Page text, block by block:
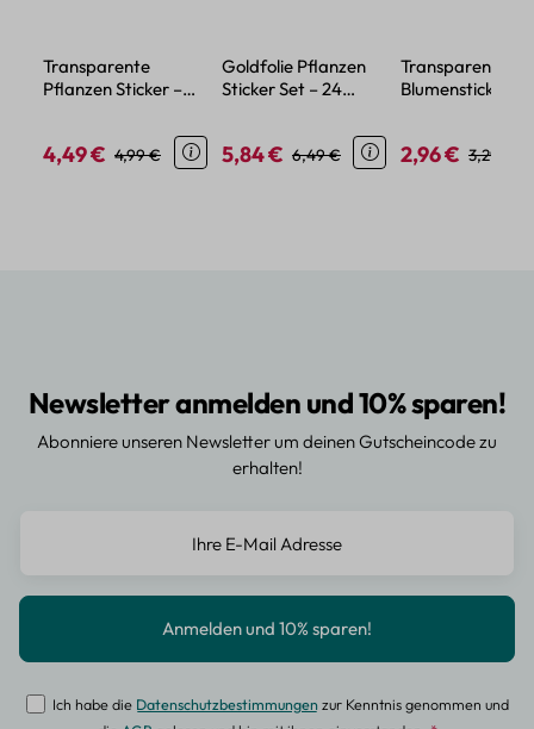
Transparente
Pflanzen Sticker –
Pflanzenmotive
Verkaufspreis:
4,49 € Regulärer Preis:
4,99 €
Goldfolie Pflanzen
Sticker Set – 24
transparentem PET
Verkaufspreis:
5,84 € Regulärer Preis:
6,49 €
Transparente
Blumensticker –
Verkaufspreis:
2,96 € 3,29 €
Newsletter anmelden und 10% sparen!
Abonniere unseren Newsletter um deinen Gutscheincode zu
erhalten!
Ich habe die Datenschutzbestimmungenzur Kenntnis genommen und